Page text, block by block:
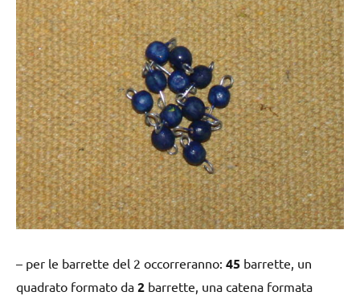
– per le barrette del 2 occorreranno: 45 barrette, un
quadrato formato da 2 barrette, una catena formata